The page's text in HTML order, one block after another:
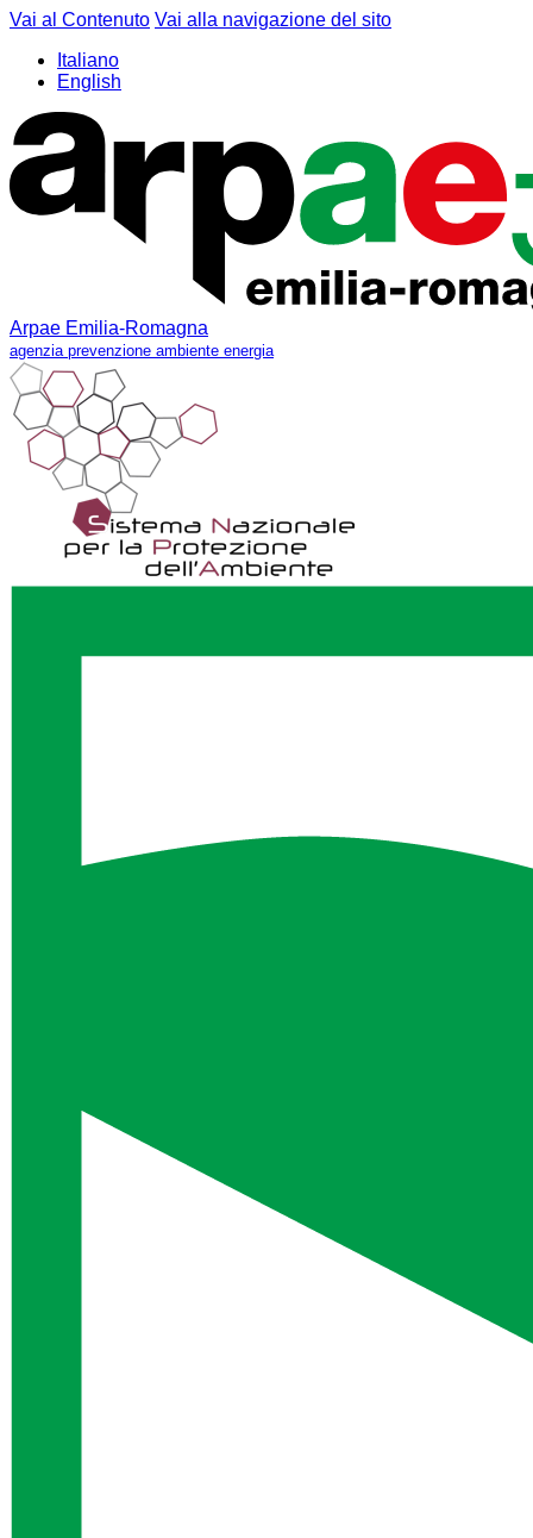
Vai al Contenuto Vai alla navigazione del sito
Italiano
English
Arpae Emilia-Romagna
agenzia prevenzione ambiente energia